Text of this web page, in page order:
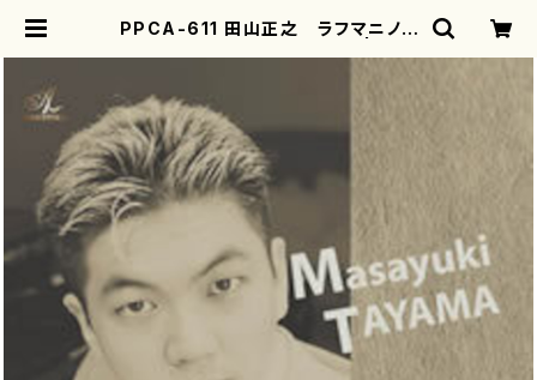
PPCA-611 田山正之 ラフマニノフ